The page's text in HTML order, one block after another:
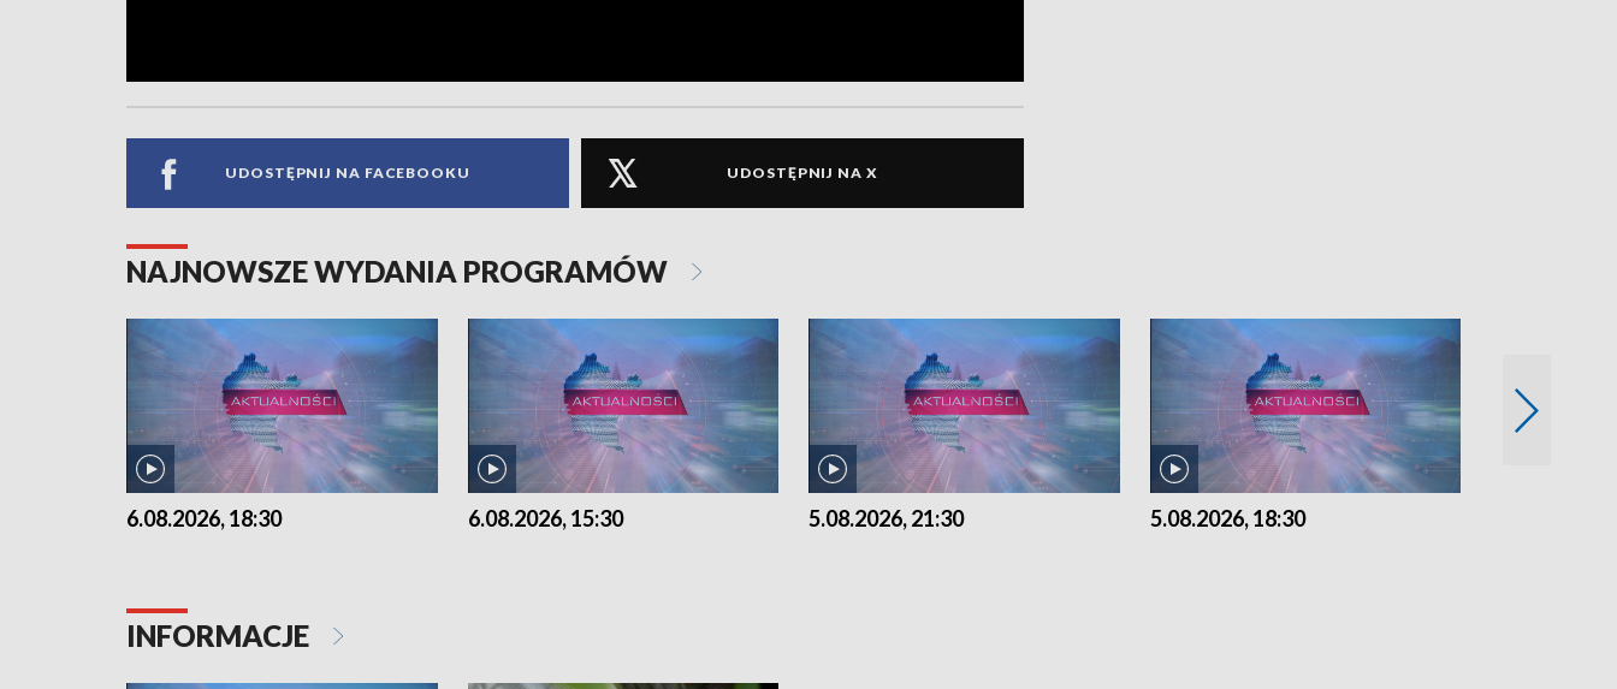
UDOSTĘPNIJ NA FACEBOOKU UDOSTĘPNIJ NA X
NAJNOWSZE WYDANIA PROGRAMÓW
6.08.2026, 18:30 6.08.2026, 15:30 5.08.2026, 21:30 5.08.2026, 18:30
INFORMACJE